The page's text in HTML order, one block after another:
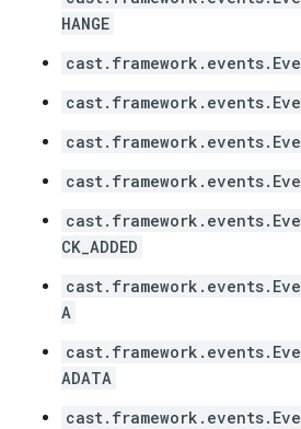
HANGE
CK_ADDED
A
ADATA